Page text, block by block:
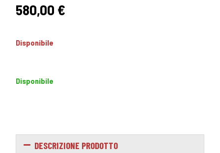
580,00 €
Disponibile
Disponibile
DESCRIZIONE PRODOTTO